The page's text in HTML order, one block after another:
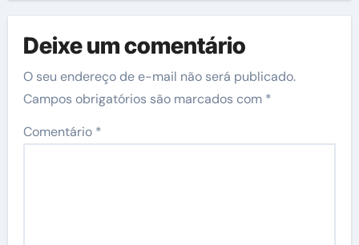
Deixe um comentário
O seu endereço de e-mail não será publicado.
Campos obrigatórios são marcados com *
Comentário *